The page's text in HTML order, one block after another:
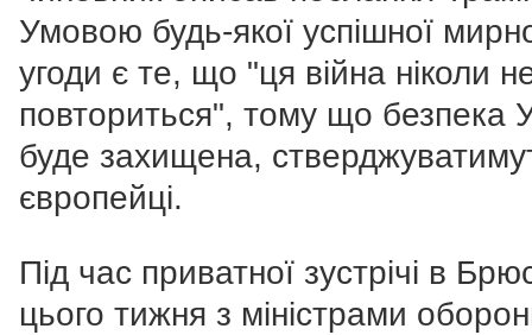
Умовою будь-якої успішної
угоди є те, що "ця війна ніколи
повториться", тому що безпека
буде захищена,
європейці.
Під час приватної зустрічі в
цього тижня з міністрами